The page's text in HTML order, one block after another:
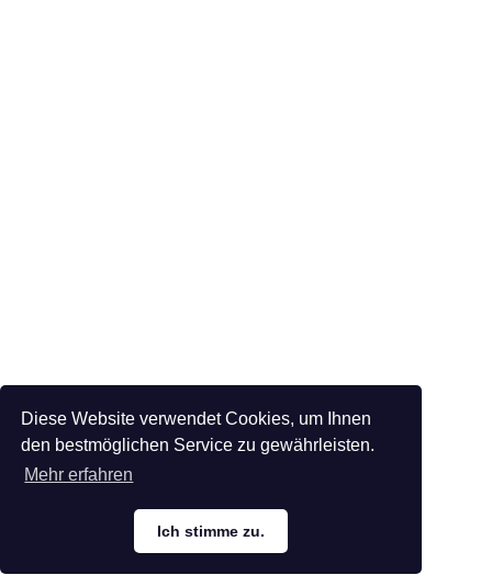
Diese Website verwendet Cookies, um Ihnen
den bestmöglichen Service zu gewährleisten.
Mehr erfahren
Ich stimme zu.